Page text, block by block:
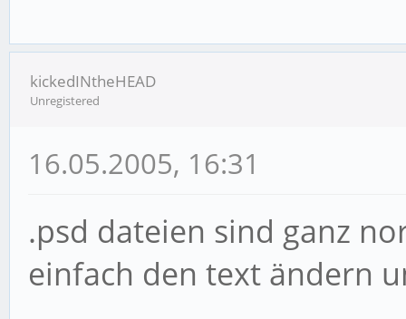
kickedINtheHEAD
Unregistered
16.05.2005, 16:31
.psd dateien sind ganz
einfach den text ändern